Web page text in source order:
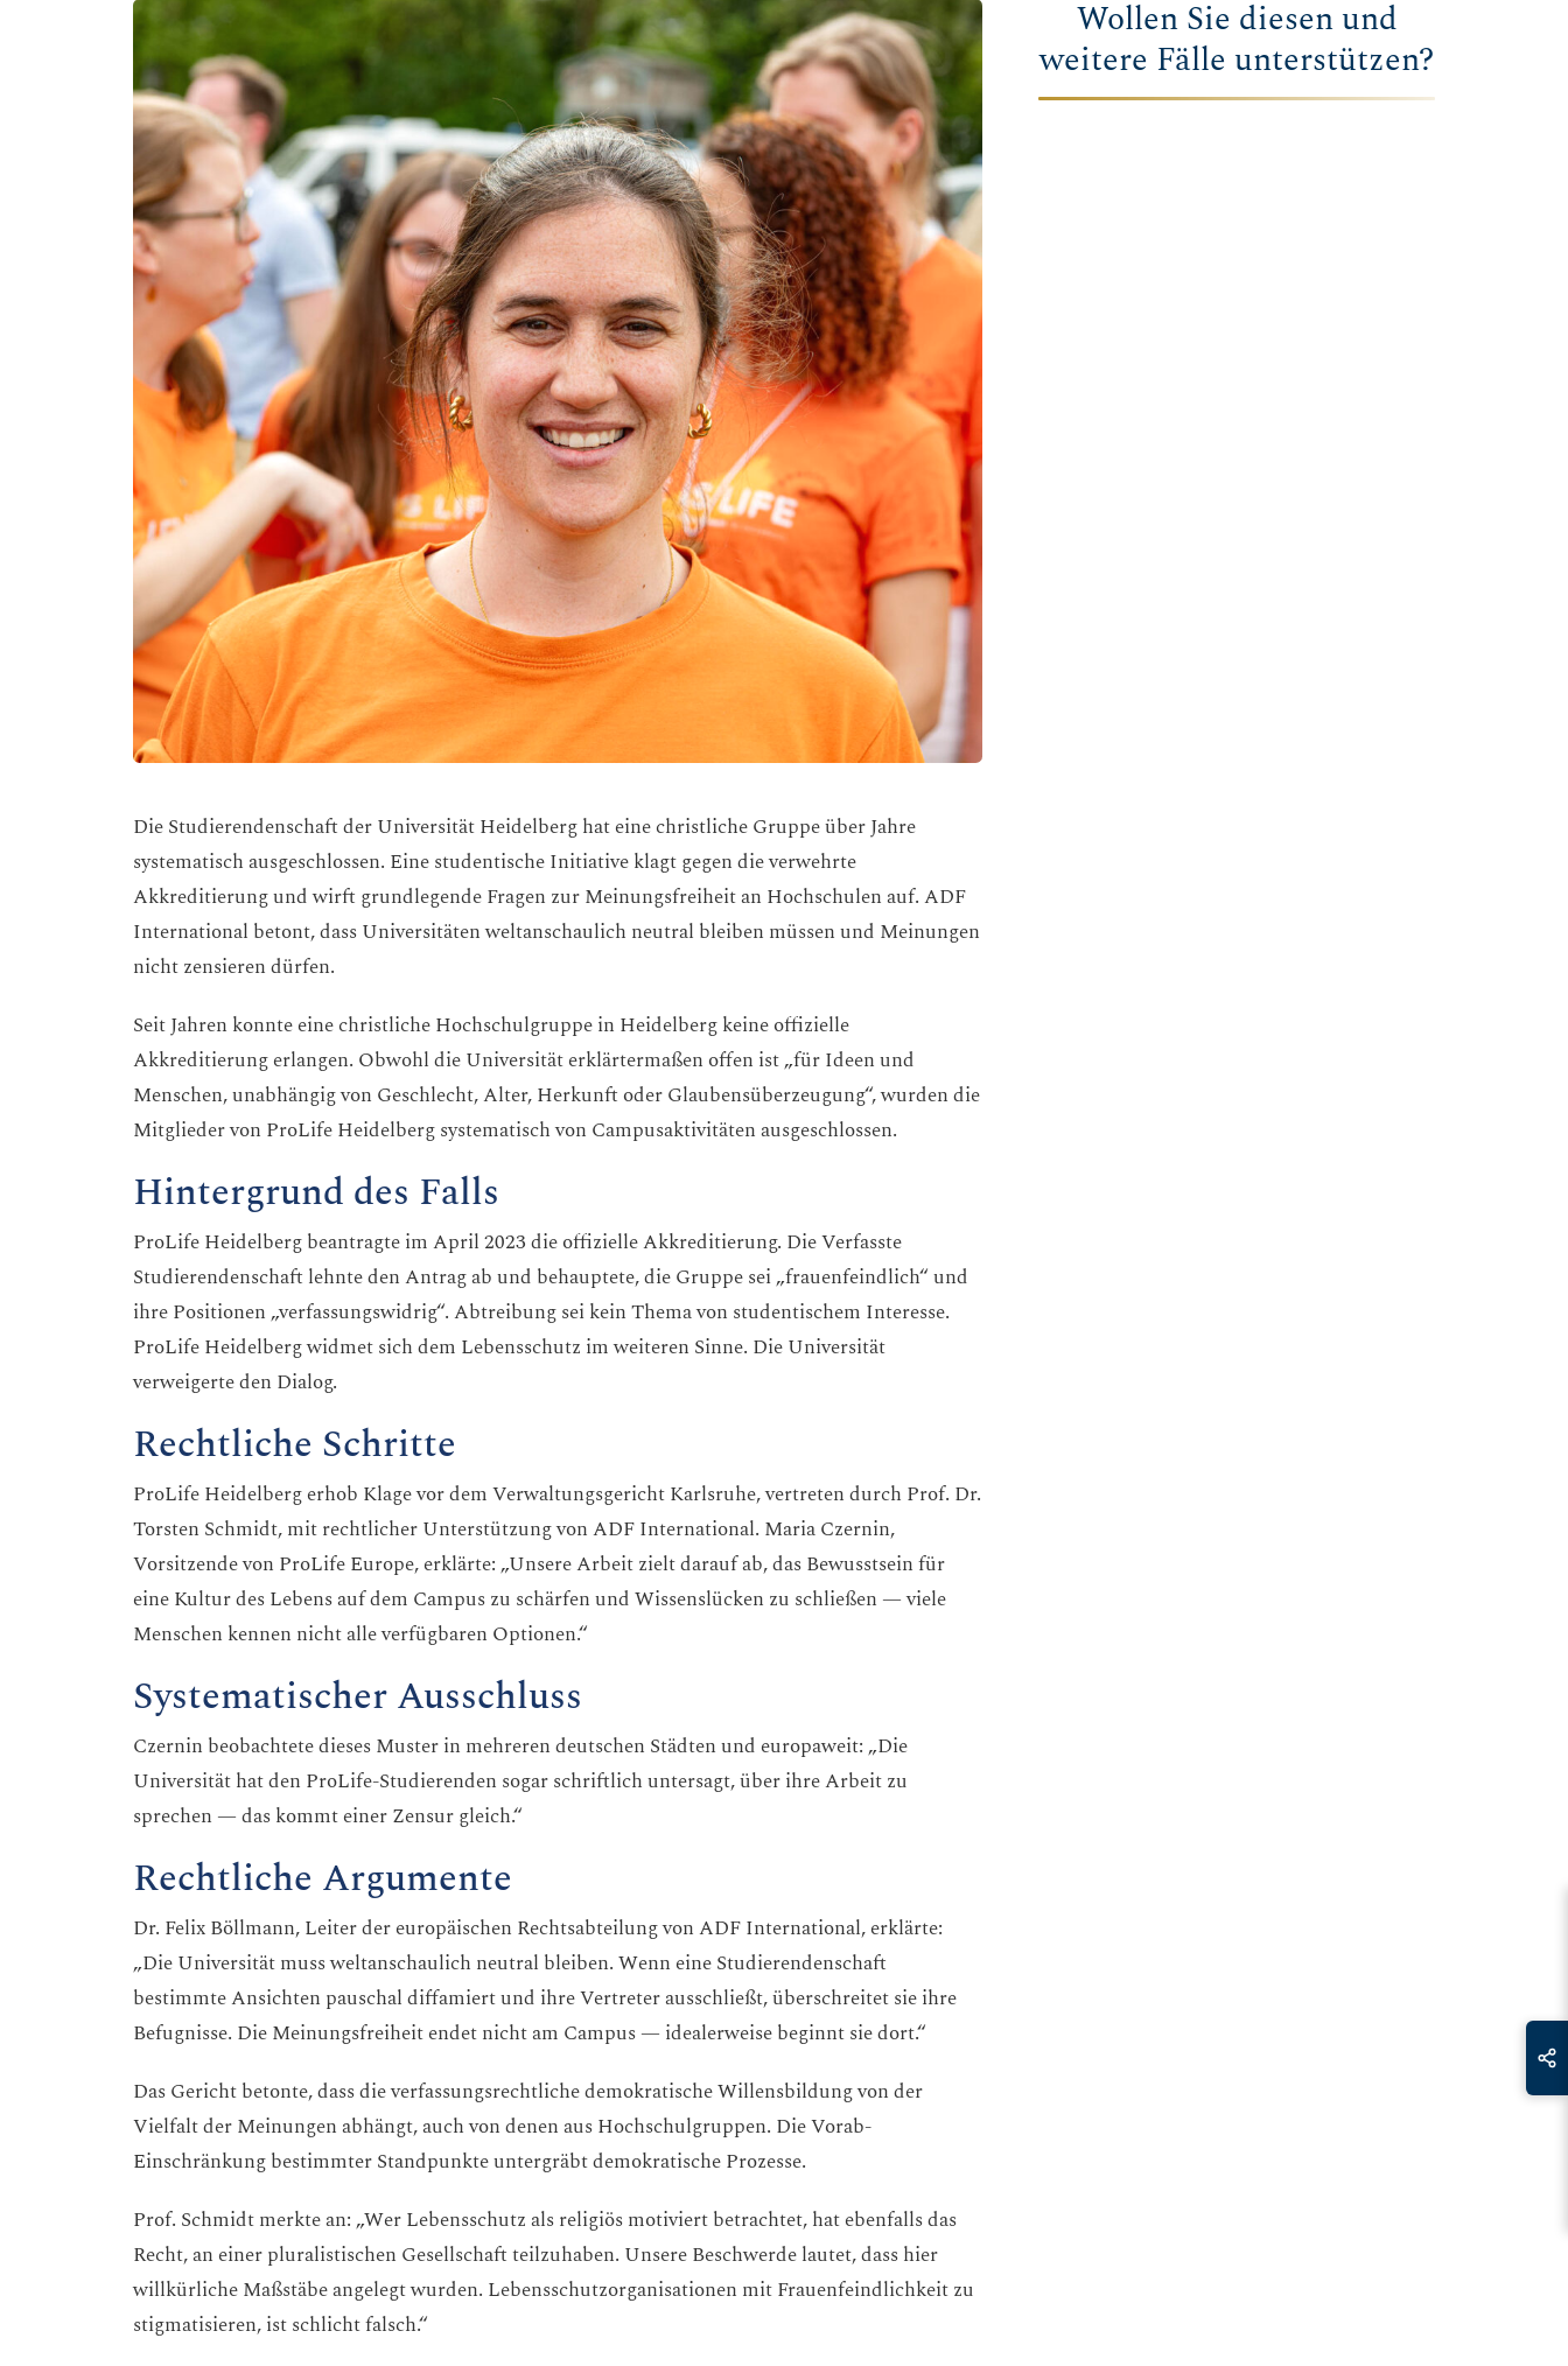
Die Studierendenschaft der Universität Heidelberg hat eine christliche Gruppe über Jahre
systematisch ausgeschlossen. Eine studentische Initiative klagt gegen die verwehrte
Akkreditierung und wirft grundlegende Fragen zur Meinungsfreiheit an Hochschulen auf. ADF
International betont, dass Universitäten weltanschaulich neutral bleiben müssen und Meinungen
nicht zensieren dürfen.
Seit Jahren konnte eine christliche Hochschulgruppe in Heidelberg keine offizielle
Akkreditierung erlangen. Obwohl die Universität erklärtermaßen offen ist „für Ideen und
Menschen, unabhängig von Geschlecht, Alter, Herkunft oder Glaubensüberzeugung“, wurden die
Mitglieder von ProLife Heidelberg systematisch von Campusaktivitäten ausgeschlossen.
Hintergrund des Falls
ProLife Heidelberg beantragte im April 2023 die offizielle Akkreditierung. Die Verfasste
Studierendenschaft lehnte den Antrag ab und behauptete, die Gruppe sei „frauenfeindlich“ und
ihre Positionen „verfassungswidrig“. Abtreibung sei kein Thema von studentischem Interesse.
ProLife Heidelberg widmet sich dem Lebensschutz im weiteren Sinne. Die Universität
verweigerte den Dialog.
Rechtliche Schritte
ProLife Heidelberg erhob Klage vor dem Verwaltungsgericht Karlsruhe, vertreten durch Prof. Dr.
Torsten Schmidt, mit rechtlicher Unterstützung von ADF International. Maria Czernin,
Vorsitzende von ProLife Europe, erklärte: „Unsere Arbeit zielt darauf ab, das Bewusstsein für
eine Kultur des Lebens auf dem Campus zu schärfen und Wissenslücken zu schließen — viele
Menschen kennen nicht alle verfügbaren Optionen.“
Systematischer Ausschluss
Czernin beobachtete dieses Muster in mehreren deutschen Städten und europaweit: „Die
Universität hat den ProLife-Studierenden sogar schriftlich untersagt, über ihre Arbeit zu
sprechen — das kommt einer Zensur gleich.“
Rechtliche Argumente
Dr. Felix Böllmann, Leiter der europäischen Rechtsabteilung von ADF International, erklärte:
„Die Universität muss weltanschaulich neutral bleiben. Wenn eine Studierendenschaft
bestimmte Ansichten pauschal diffamiert und ihre Vertreter ausschließt, überschreitet sie ihre
Befugnisse. Die Meinungsfreiheit endet nicht am Campus — idealerweise beginnt sie dort.“
Das Gericht betonte, dass die verfassungsrechtliche demokratische Willensbildung von der
Vielfalt der Meinungen abhängt, auch von denen aus Hochschulgruppen. Die Vorab-
Einschränkung bestimmter Standpunkte untergräbt demokratische Prozesse.
Prof. Schmidt merkte an: „Wer Lebensschutz als religiös motiviert betrachtet, hat ebenfalls das
Recht, an einer pluralistischen Gesellschaft teilzuhaben. Unsere Beschwerde lautet, dass hier
willkürliche Maßstäbe angelegt wurden. Lebensschutzorganisationen mit Frauenfeindlichkeit zu
stigmatisieren, ist schlicht falsch.“
Wollen Sie diesen und
weitere Fälle unterstützen?